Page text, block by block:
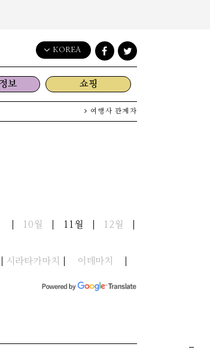
KOREA
English
日本語
한국어
简体中文
보 쇼핑
여행사 관계자
10월 11월 12월
시라타카마치 이데마치